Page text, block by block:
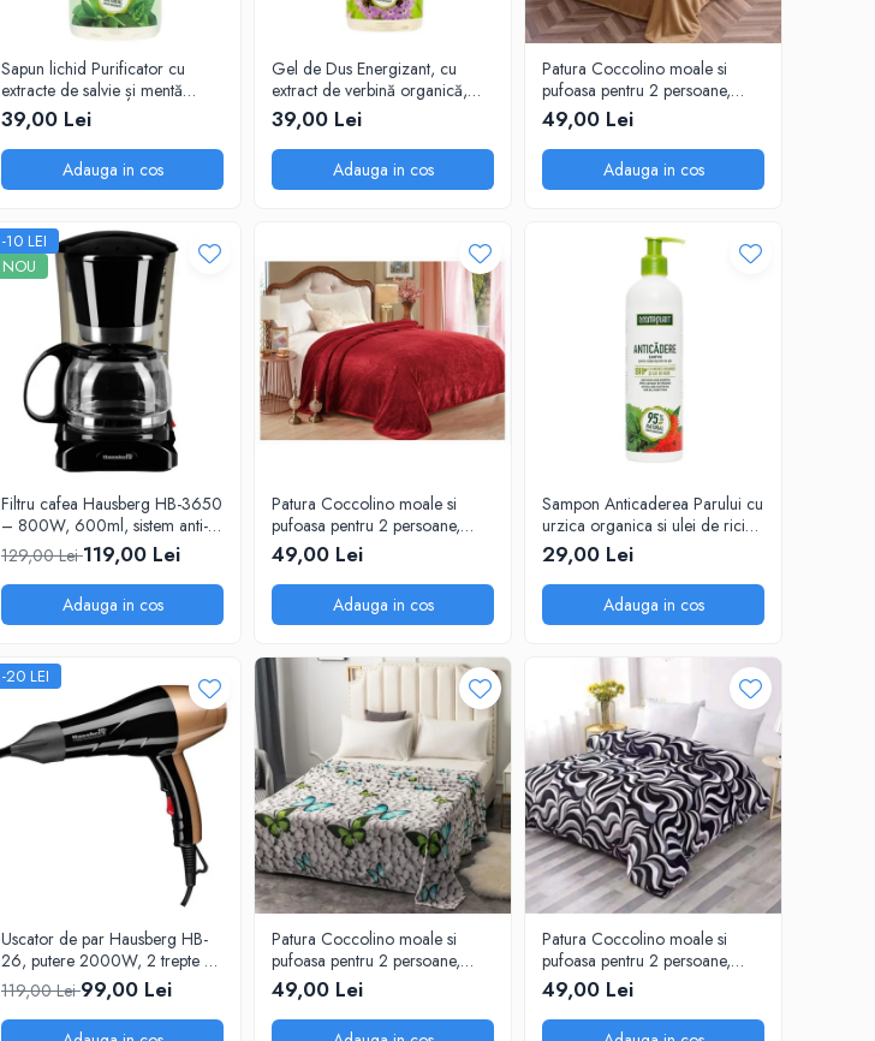
Sapun lichid Purificator cu
extracte de salvie și mentă
organice, 1000 ml
39,00 Lei
Adauga in cos
Gel de Dus Energizant, cu
extract de verbină organică,
1000 ml
39,00 Lei
Adauga in cos
Patura Coccolino moale si
pufoasa pentru 2 persoane,
200X230 cm, Maro deschis
49,00 Lei
Adauga in cos
-10 LEI
NOU
Filtru cafea Hausberg HB-3650
– 800W, 600ml, sistem anti-
picurare, negru
129,00 Lei119,00 Lei
Adauga in cos
Patura Coccolino moale si
pufoasa pentru 2 persoane,
200X230 cm, Grena
49,00 Lei
Adauga in cos
Sampon Anticaderea Parului cu
urzica organica si ulei de ricin,
400 ml
29,00 Lei
Adauga in cos
-20 LEI
Uscator de par Hausberg HB-
26, putere 2000W, 2 trepte de
viteza
119,00 Lei99,00 Lei
Patura Coccolino moale si
pufoasa pentru 2 persoane,
200X230 cm, Fluturi si Pietre
49,00 Lei
Patura Coccolino moale si
pufoasa pentru 2 persoane,
200X230 cm, Valuri Waves
49,00 Lei